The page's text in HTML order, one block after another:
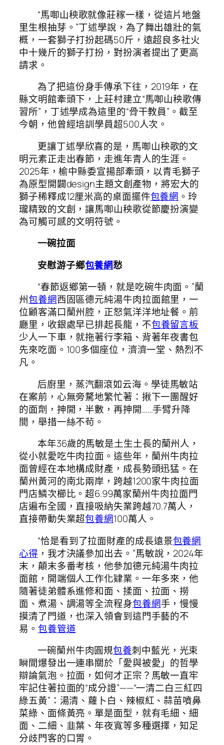
“馬啣山秧歌就像莊稼一樣，從這片地盤
里生根抽芽。”丁述學說，為了舞出雄壯的氣
概，一套獅子打扮起碼50斤，遠超良多社火
中十幾斤的獅子打扮，對扮演者提出了更高
請求。
為了把這份身手傳承下往，2019年，在
縣文明館牽頭下，上莊村建立“馬啣山秧歌傳
習所”，丁述學成為這里的“骨干教員”。截至
今朝，他曾經培訓學員超500人次。
更讓丁述學欣喜的是，馬啣山秧歌的文
明元素正走出春節，走進年青人的生涯。
2025年，榆中縣委宣揚部牽頭，以青毛獅子
為原型開闢design主題文創產物，將宏大的
獅子稀釋成12厘米高的桌面擺件包養網 。玲
瓏精致的文創，讓馬啣山秧歌從節慶扮演變
為可觸可感的文明符號。
一碗拉面
安慰游子鄉包養網愁
“春節返鄉第一頓，就是吃碗牛肉面。”蘭
州包養網西固區德元純湯牛肉拉面館里，一
位顧客滿口蘭州腔，正怒氣洋洋地址餐。前
廳里，收銀處早已排起長龍，不包養留言板
少人一下車，就拖著行李箱、背著年夜書包
先來吃面。100多個座位，濟濟一堂、熱烈不
凡。
后廚里，蒸汽翻滾如云海。學徒馬敏站
在案前，心無旁騖地繁忙著：揪下一團醒好
的面劑，抻開，半數，再抻開……手臂升降
間，舉措一絲不茍。
本年36歲的馬敏是土生土長的蘭州人，
從小就愛吃牛肉拉面。這些年，蘭州牛肉拉
面曾經在本地構成財產，成長勢頭迅猛。在
蘭州黃河的南北兩岸，跨越1200家牛肉拉面
門店鱗次櫛比。超6.99萬家蘭州牛肉拉面門
店遍布全國，直接吸納失業跨越70.7萬人，
直接帶動失業超包養網100萬人。
“恰是看到了拉面財產的成長遠景包養網
心得 ，我才決議參加出去。”馬敏說，2024年
末，顛末多番考核，他參加德元純湯牛肉拉
面館，開端個人工作化肄業。一年多來，他
隨著徒弟體系進修和面、揉面、拉面、撈
面、煮湯、調湯等全流程身包養網手，慢慢
摸清了門道，也深入領會到這門手藝的不
易。 包養管道
一碗蘭州牛肉圓規包養刺中藍光，光束
瞬間爆發出一連串關於「愛與被愛」的哲學
辯論氣泡。拉面，如何才正宗？馬敏一直牢
牢記住著拉面的“成分證”——“一清二白三紅四
綠五黃”：湯清、蘿卜白、辣椒紅、蒜苗噴鼻
菜綠、面條黃亮。單是面型，就有毛細、細
面、二細、韭葉、年夜寬等多種選擇，知足
分歧門客的口胃。